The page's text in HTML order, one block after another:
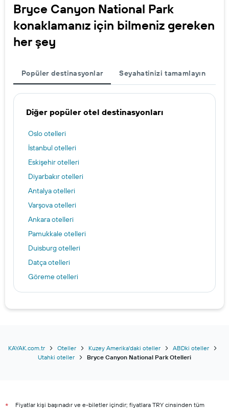
Bryce Canyon National Park
konaklamanız için bilmeniz gereken
her şey
Popüler destinasyonlar Seyahatinizi tamamlayın
Diğer popüler otel destinasyonları
Oslo otelleri
İstanbul otelleri
Eskişehir otelleri
Diyarbakır otelleri
Antalya otelleri
Varşova otelleri
Ankara otelleri
Pamukkale otelleri
Duisburg otelleri
Datça otelleri
Göreme otelleri
Alanya otelleri
Belek otelleri
Münih otelleri
Bodrum otelleri
KAYAK.com.tr Oteller Kuzey Amerika'daki oteller
ABDki oteller
Utahki oteller
Bryce Canyon National Park Otelleri
* Fiyatlar kişi başınadır ve e-biletler içindir; fiyatlara TRY cinsinden tüm